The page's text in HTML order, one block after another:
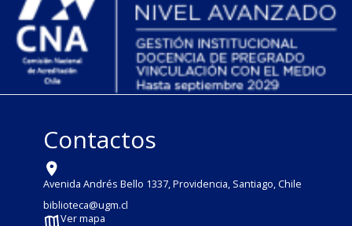
Contactos
Avenida Andrés Bello 1337, Providencia, Santiago, Chile
biblioteca@ugm.cl
Ver mapa